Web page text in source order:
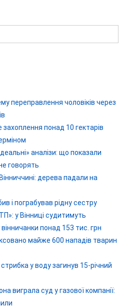
переправлення чоловіків через
понад 10 гектарів
аналізи: що показали
говорять
дерева падали на
і пограбував рідну сестру
у Вінниці судитимуть
понад 153 тис. грн
майже 600 нападів тварин
стрибка у воду загинув 15-річний
виграла суд у газової компанії: